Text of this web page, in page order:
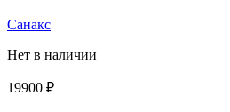
Санакс
Нет в наличии
19900 ₽